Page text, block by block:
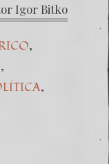
Dr.
,
,
,